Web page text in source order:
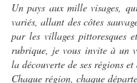
Un pays aux mille visages,
variés, allant des côtes
par les villages pittoresques
rubrique, je vous invite à un
la découverte de ses régions et
Chaque région, chaque